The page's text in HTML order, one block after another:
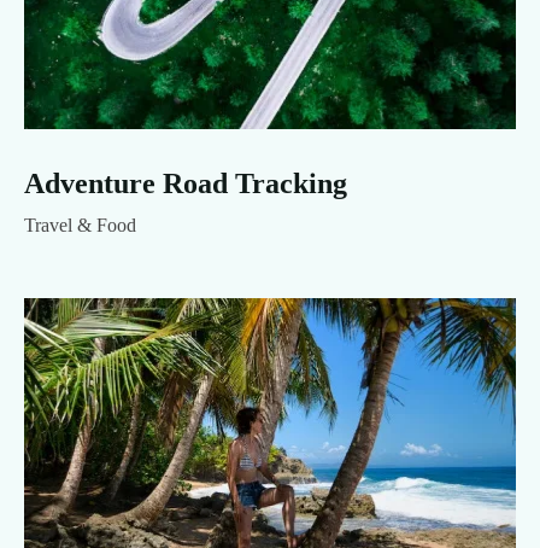
Adventure Road Tracking
Travel & Food